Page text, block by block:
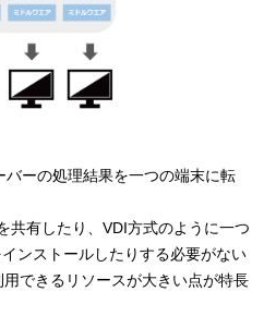
ーの処理結果を一つの端末に転
共有したり、VDI方式のように一つ
ンストールしたりする必要がない
できるリソースが大きい点が特長